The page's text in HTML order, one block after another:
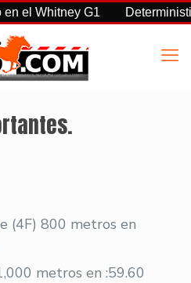
G1 Deterministic:
(4F) 800 metros en
metros en :59.60